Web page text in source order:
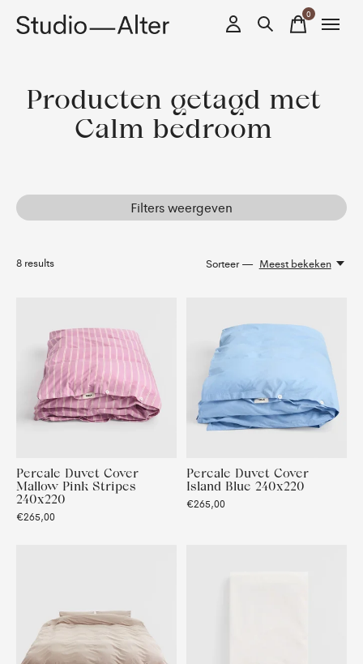
0items
Producten getagd met
Calm bedroom
Filters weergeven
8 results Sorteer — Meest bekeken
Percale Duvet Cover
Mallow Pink Stripes
240x220
€265,00
Percale Duvet Cover
Island Blue 240x220
€265,00